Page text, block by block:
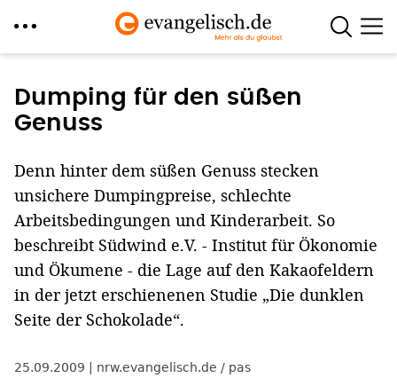
zum
Inhalt
Dumping für den süßen
Genuss
Denn hinter dem süßen Genuss stecken
unsichere Dumpingpreise, schlechte
Arbeitsbedingungen und Kinderarbeit. So
beschreibt Südwind e.V. - Institut für Ökonomie
und Ökumene - die Lage auf den Kakaofeldern
in der jetzt erschienenen Studie „Die dunklen
Seite der Schokolade“.
25.09.2009 nrw.evangelisch.de / pas